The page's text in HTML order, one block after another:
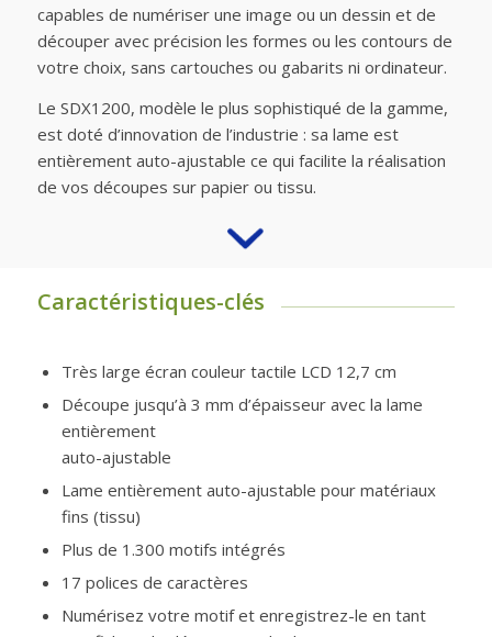
capables de numériser une image ou un dessin et de
découper avec précision les formes ou les contours de
votre choix, sans cartouches ou gabarits ni ordinateur.
Le SDX1200, modèle le plus sophistiqué de la gamme,
est doté d’innovation de l’industrie : sa lame est
entièrement auto-ajustable ce qui facilite la réalisation
de vos découpes sur papier ou tissu.
Caractéristiques-clés
Très large écran couleur tactile LCD 12,7 cm
Découpe jusqu’à 3 mm d’épaisseur avec la lame
entièrement
auto-ajustable
Lame entièrement auto-ajustable pour matériaux
fins (tissu)
Plus de 1.300 motifs intégrés
17 polices de caractères
Numérisez votre motif et enregistrez-le en tant